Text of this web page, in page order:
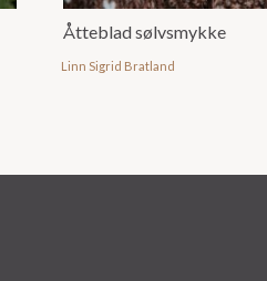
Åtteblad sølvsmykke
Linn Sigrid Bratland